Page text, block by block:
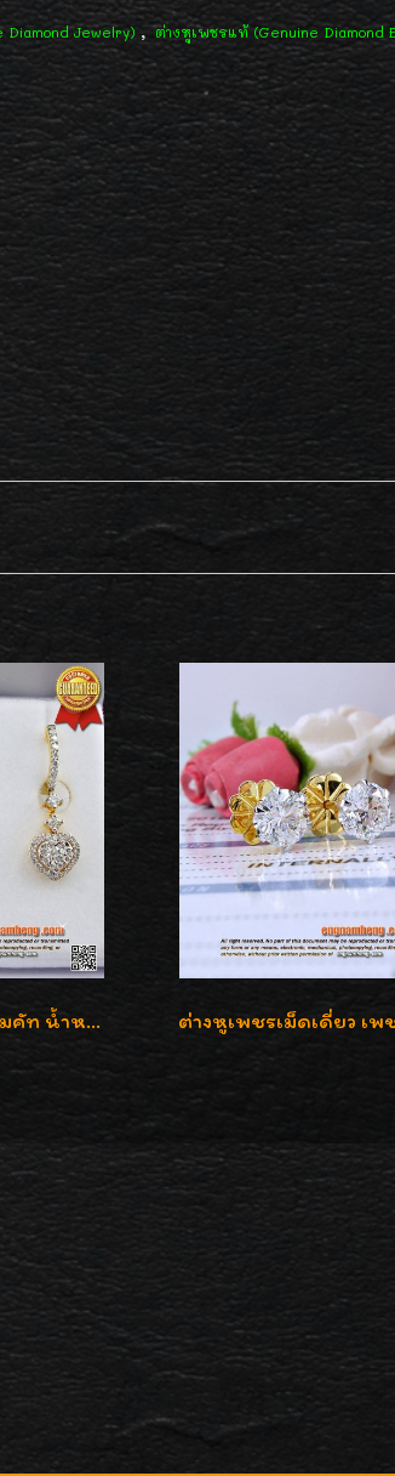
Jewelry) , ต่างหูเพชรแท้ (Genuine Diamond
ต่างหูเพชรเบลเยี่ยมคัท น้ำหนักเพชร 0.99 กะรัต ต่างหูห้อยตุ้งติ้งหัวใจสวยน่ารักใส่ได้ทุกวันค่ะ